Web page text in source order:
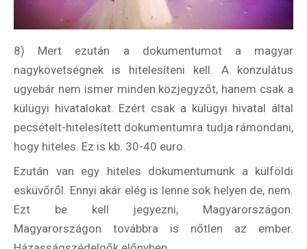
8) Mert ezután a dokumentumot a magyar
nagykövetségnek is hitelesíteni kell. A konzulátus
ugyebár nem ismer minden közjegyzőt, hanem csak a
külügyi hivatalokat. Ezért csak a külügyi hivatal által
pecsételt-hitelesített dokumentumra tudja rámondani,
hogy hiteles. Ez is kb. 30-40 euro.
Ezután van egy hiteles dokumentumunk a külföldi
esküvőről. Ennyi akár elég is lenne sok helyen de, nem.
Ezt be kell jegyezni, Magyarországon.
Magyarországon továbbra is nőtlen az ember.